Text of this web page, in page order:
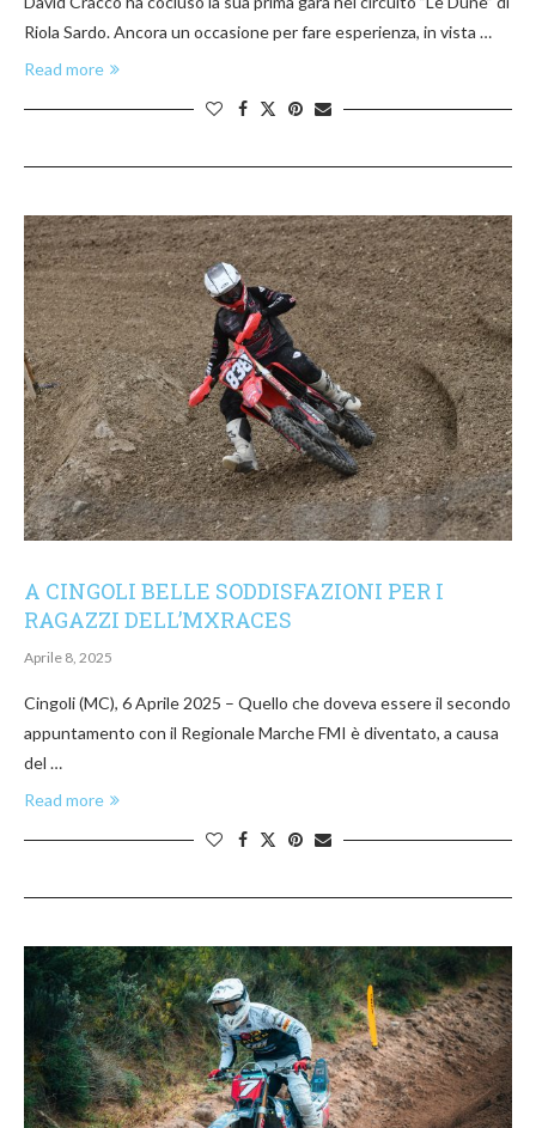
Riola Sardo. Ancora un occasione per fare esperienza, in vista …
Read more
A CINGOLI BELLE SODDISFAZIONI PER I
RAGAZZI DELL’MXRACES
Aprile 8, 2025
Cingoli (MC), 6 Aprile 2025 – Quello che doveva essere il secondo
appuntamento con il Regionale Marche FMI è diventato, a causa
del …
Read more